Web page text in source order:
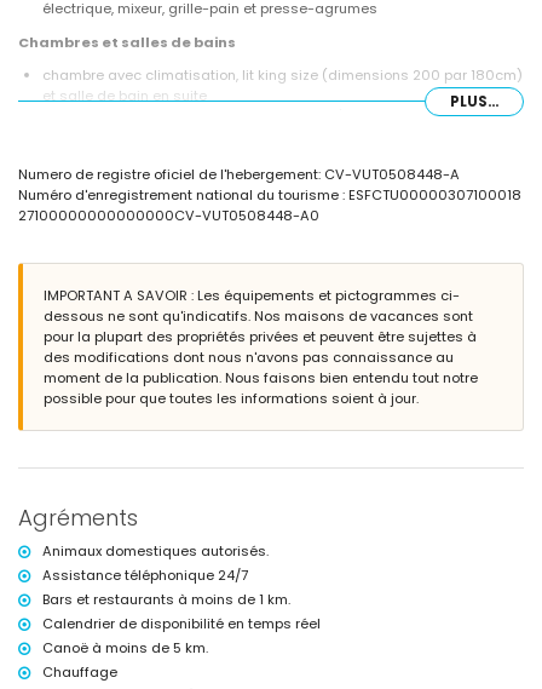
électrique, mixeur, grille-pain et presse-agrumes
Chambres et salles de bains
chambre avec climatisation, lit king size (dimensions 200 par 180cm)
et salle de bain en suite
chambre avec climatisation, lit queen size (dimensions 200 par
chambre avec climatisation, lit queen size (dimensions 200 par
150cm)
chambre avec climatisation et 2 lits simples (dimensions 190 par
salle de bain en suite avec lavabo simple, douche, bidet et toilette
salle de bain avec lavabo simple, combinaison baignoire/douche et
toilette
Extérieur de la villa
grand terrain
piscine privée mesurant 10m x 6m et 2m de profondeur
beau jardin gazonné avec arbres et mobilier de jardin avec transats
barbecue
espace salon extérieur et espace salle à manger
2 places de parking privées
Informations supplémentaires
ville la plus proche : Jávea (à moins de 4 kilomètres de la villa)
rivière ou rives les plus proches : Mediterráneo, Jávea (à moins de 3
kilomètres de la villa)
villa)
PLUS...
Numero de registre oficiel de l'hebergement: CV-VUT0508448-A
Numéro d'enregistrement national du tourisme : ESFCTU00000307100018
27100000000000000CV-VUT0508448-A0
IMPORTANT A SAVOIR : Les équipements et pictogrammes ci-
dessous ne sont qu'indicatifs. Nos maisons de vacances sont
pour la plupart des propriétés privées et peuvent être sujettes à
des modifications dont nous n'avons pas connaissance au
moment de la publication. Nous faisons bien entendu tout notre
possible pour que toutes les informations soient à jour.
Agréments
Animaux domestiques autorisés.
Assistance téléphonique 24/7
Bars et restaurants à moins de 1 km.
Calendrier de disponibilité en temps réel
Canoë à moins de 5 km.
Chauffage